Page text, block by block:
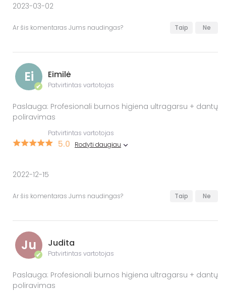
2023-03-02
Ar šis komentaras Jums naudingas? Taip Ne
Ei
✔
Eimilė
Patvirtintas vartotojas
Paslauga: Profesionali burnos higiena ultragarsu + dantų
poliravimas
Patvirtintas vartotojas
5.0 Rodyti daugiau
2022-12-15
Ar šis komentaras Jums naudingas? Taip Ne
Ju
✔
Judita
Patvirtintas vartotojas
Paslauga: Profesionali burnos higiena ultragarsu + dantų
poliravimas